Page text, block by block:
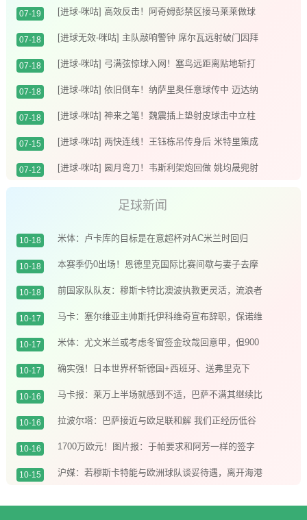
破门
07-19
[进球-咪咕] 高效反击！阿奇姆彭禁区接马莱莱做球
推射入网
07-18
[进球无效-咪咕] 主队敲响警钟 席尔瓦远射破门因拜
合拉木越位在先进球无效
07-18
[进球-咪咕] 弓满弦惊球入网！塞鸟远距离贴地斩打
破僵局
07-18
[进球-咪咕] 依旧倒车！纳萨里奥任意球传中 迈达纳
头槌破荒
07-18
[进球-咪咕] 神来之笔！魏震插上垫射皮球击中立柱
弹入网窝
07-15
[进球-咪咕] 两快连线！王钰栋吊传身后 米特里策成
功将球顶进
07-12
[进球-咪咕] 圆月弯刀！韦斯利架炮回做 姚均晟兜射
足球新闻
10-18 米体：卢卡库的目标是在意超杯对AC米兰时回归
10-18
本赛季仍0出场！恩德里克国际比赛间歇与妻子去摩
洛哥度假️
10-18
前国家队队友：穆斯卡特比澳波执教更灵活，流浪者
对他而言是机会
10-17
马卡：塞尔维亚主帅斯托伊科维奇宣布辞职，保诺维
奇有望接任帅位
10-17
米体：尤文米兰或考虑冬窗签金玟哉回意甲，但900
万欧年薪是阻碍
10-17
确实强！日本世界杯斩德国+西班牙、送弗里克下
课、让2追3赢巴西
10-16
马卡报：莱万上半场就感到不适，巴萨不满其继续比
赛导致伤势恶化
10-16
拉波尔塔：巴萨接近与欧足联和解 我们正经历低谷
期待战绩反弹
10-16
1700万欧元！图片报：于帕要求和阿芳一样的签字
费，拜仁不愿意给
10-15
沪媒：若穆斯卡特能与欧洲球队谈妥待遇，离开海港